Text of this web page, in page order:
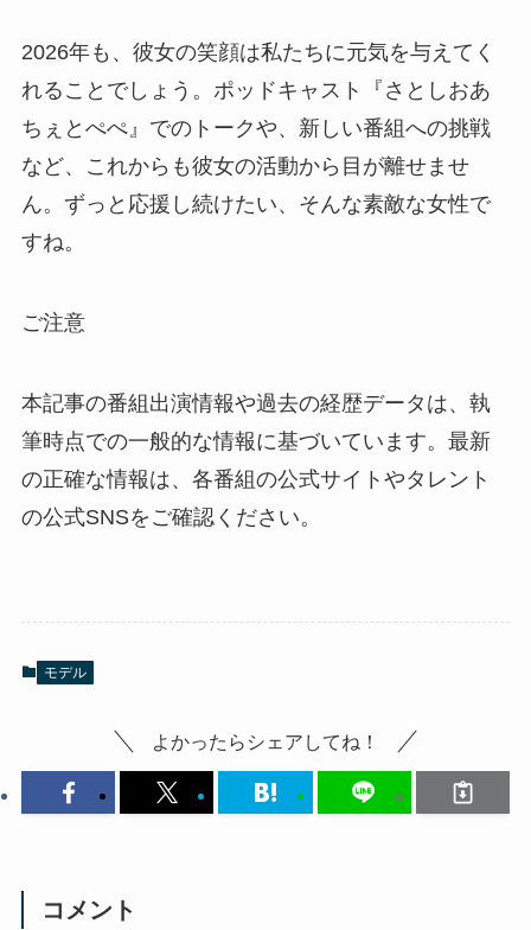
2026年も、彼女の笑顔は私たちに元気を与えてく
れることでしょう。ポッドキャスト『さとしおあ
ちぇとぺぺ』でのトークや、新しい番組への挑戦
など、これからも彼女の活動から目が離せませ
ん。ずっと応援し続けたい、そんな素敵な女性で
すね。
ご注意
本記事の番組出演情報や過去の経歴データは、執
筆時点での一般的な情報に基づいています。最新
の正確な情報は、各番組の公式サイトやタレント
の公式SNSをご確認ください。
モデル
よかったらシェアしてね！
コメント